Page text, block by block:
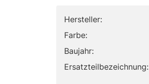
Hersteller:
Farbe:
Baujahr:
Ersatzteilbezeichnung: